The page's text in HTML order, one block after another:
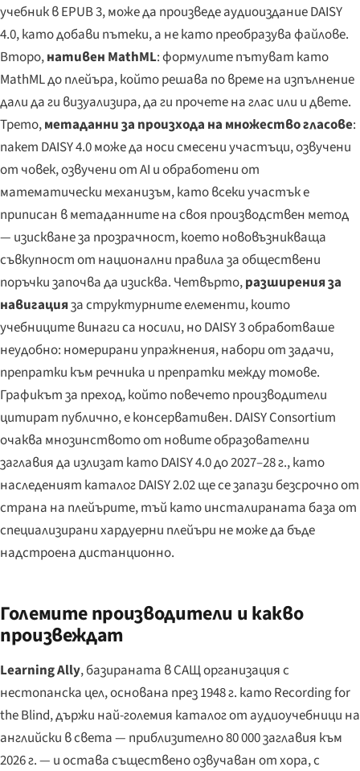
учебник в EPUB 3, може да произведе аудиоиздание DAISY
4.0, като добави пътеки, а не като преобразува файлове.
Второ,нативен MathML: формулите пътуват като
MathML до плейъра, който решава по време на изпълнение
дали да ги визуализира, да ги прочете на глас или и двете.
Трето,метаданни за произхода на множество гласове:
пакет DAISY 4.0 може да носи смесени участъци, озвучени
от човек, озвучени от AI и обработени от
математически механизъм, като всеки участък е
приписан в метаданните на своя производствен метод
— изискване за прозрачност, което нововъзникваща
съвкупност от национални правила за обществени
поръчки започва да изисква. Четвърто,разширения за
навигацияза структурните елементи, които
учебниците винаги са носили, но DAISY 3 обработваше
неудобно: номерирани упражнения, набори от задачи,
препратки към речника и препратки между томове.
Графикът за преход, който повечето производители
цитират публично, е консервативен. DAISY Consortium
очаква мнозинството от новите образователни
заглавия да излизат като DAISY 4.0 до 2027–28 г., като
наследеният каталог DAISY 2.02 ще се запази безсрочно от
страна на плейърите, тъй като инсталираната база от
специализирани хардуерни плейъри не може да бъде
надстроена дистанционно.
Големите производители и какво
произвеждат
Learning Ally, базираната в САЩ организация с
нестопанска цел, основана през 1948 г. като Recording for
the Blind, държи най-големия каталог от аудиоучебници на
английски в света — приблизително 80 000 заглавия към
2026 г. — и остава съществено озвучаван от хора, с